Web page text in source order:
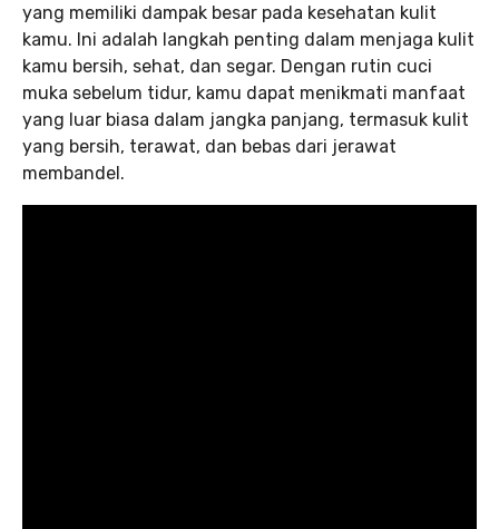
yang memiliki dampak besar pada kesehatan kulit
kamu. Ini adalah langkah penting dalam menjaga kulit
kamu bersih, sehat, dan segar. Dengan rutin cuci
muka sebelum tidur, kamu dapat menikmati manfaat
yang luar biasa dalam jangka panjang, termasuk kulit
yang bersih, terawat, dan bebas dari jerawat
membandel.